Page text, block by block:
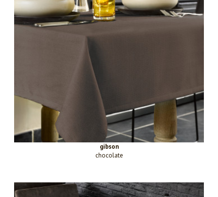
gibson
chocolate